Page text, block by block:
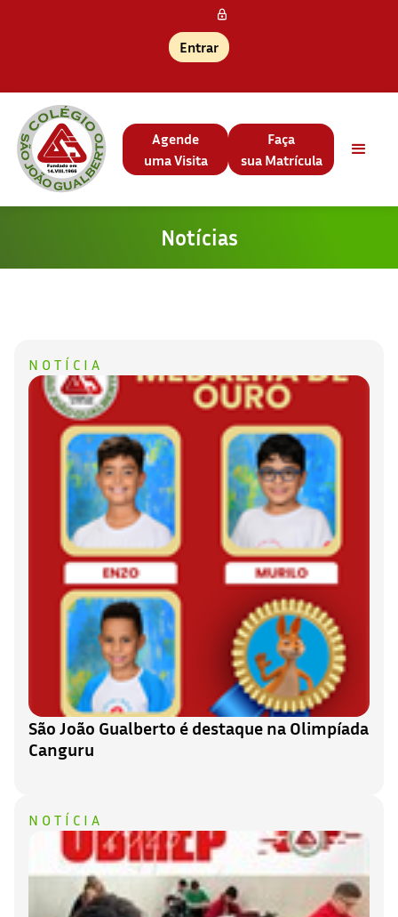
Entrar
Agende
uma Visita
Faça
sua Matrícula
Notícias
NOTÍCIA
São João Gualberto é destaque na Olimpíada
Canguru
NOTÍCIA